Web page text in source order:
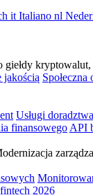
it Italiano nl
jakością
Usługi
finansowego API
2026